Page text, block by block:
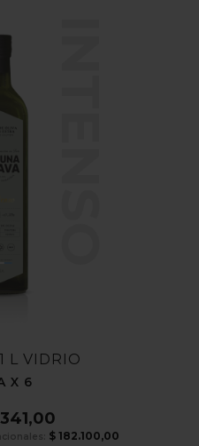
L VIDRIO
X 6
$ 182.100,00